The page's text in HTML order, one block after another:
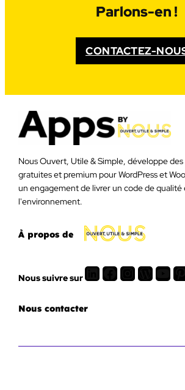
Parlons-en !
CONTACTEZ-
Nous Ouvert, Utile & Simple, développe
gratuites et premium pour WordPress et
un engagement de livrer un code de
l'environnement.
À propos de
Nous suivre surLinkedIn Facebook Instagram WordPress Youtube Pinterest
Nous contacter